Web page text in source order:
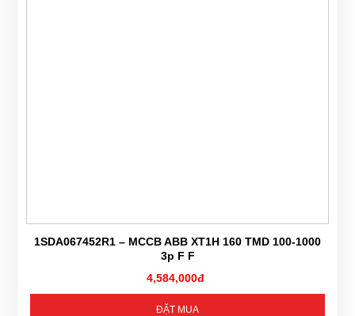
1SDA067452R1 – MCCB ABB XT1H 160 TMD 100-1000
3p F F
4,584,000đ
ĐẶT MUA